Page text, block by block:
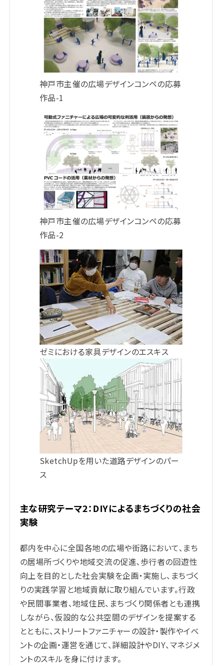
神戸市主催の広場デザインコンペの応募
作品-1
神戸市主催の広場デザインコンペの応募
作品-2
ゼミにおける家具デザインのエスキス
SketchUpを用いた道路デザインのパー
ス
主な研究テーマ2：DIYによるまちづくりの社会
実験
都内を中⼼に全国各地の広場や街路において、まち
の居場所づくりや地域交流の促進、歩⾏者の回遊性
向上を⽬的とした社会実験を企画・実施し、まちづく
りの実践学習と地域貢献に取り組んでいます。⾏政
や⺠間事業者、地域住⺠、まちづくり関係者とも連携
しながら、仮設的な公共空間のデザインを提案する
とともに、ストリートファニチャーの設計・製作やイベ
ントの企画・運営を通じて、詳細設計やDIY、マネジメ
ントのスキルを⾝に付けます。